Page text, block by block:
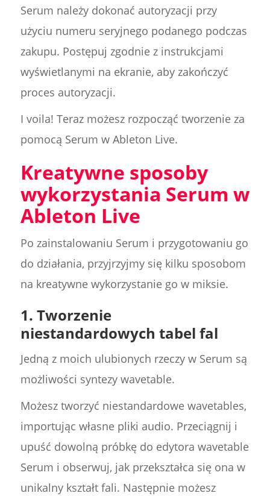
Serum należy dokonać autoryzacji przy
użyciu numeru seryjnego podanego podczas
zakupu. Postępuj zgodnie z instrukcjami
wyświetlanymi na ekranie, aby zakończyć
proces autoryzacji.
I voila! Teraz możesz rozpocząć tworzenie za
pomocą Serum w Ableton Live.
Kreatywne sposoby
wykorzystania Serum w
Ableton Live
Po zainstalowaniu Serum i przygotowaniu go
do działania, przyjrzyjmy się kilku sposobom
na kreatywne wykorzystanie go w miksie.
1. Tworzenie
niestandardowych tabel fal
Jedną z moich ulubionych rzeczy w Serum są
możliwości syntezy wavetable.
Możesz tworzyć niestandardowe wavetables,
importując własne pliki audio. Przeciągnij i
upuść dowolną próbkę do edytora wavetable
Serum i obserwuj, jak przekształca się ona w
unikalny kształt fali. Następnie możesz